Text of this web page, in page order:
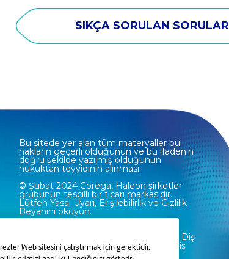
SIKÇA SORULAN SORULAR
Bu sitede yer alan tüm materyaller bu
hakların geçerli olduğunun ve bu ifadenin
doğru şekilde yazılmış olduğunun
hukuktan teyyidinin alınması.
© Şubat 2024 Corega, Haleon şirketler
grubunun tescilli bir ticari markasıdır.
Lütfen Yasal Uyarı, Erişilebilirlik ve Gizlilik
Beyanını okuyun.
hekimine danışmanın yerine geçmez. Diş
ve diş protezi ile ilgili sorunlarınız için diş
hekiminize başvurunuz.
Web sitesini çalıştırmak için gereklidir.